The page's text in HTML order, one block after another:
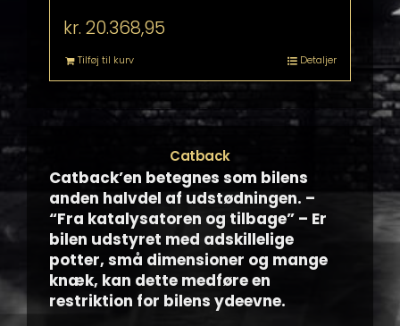
kr. 20.368,95
Tilføj til kurv Detaljer
Catback
Catback’en betegnes som bilens
anden halvdel af udstødningen. –
“Fra katalysatoren og tilbage” – Er
bilen udstyret med adskillelige
potter, små dimensioner og mange
knæk, kan dette medføre en
restriktion for bilens ydeevne.